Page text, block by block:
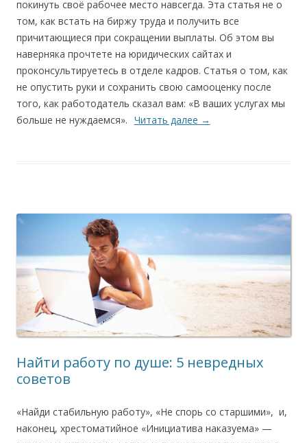
покинуть своё рабочее место навсегда. Эта статья не о
том, как встать на биржу труда и получить все
причитающиеся при сокращении выплаты. Об этом вы
наверняка прочтете на юридических сайтах и
проконсультируетесь в отделе кадров. Статья о том, как
не опустить руки и сохранить свою самооценку после
того, как работодатель сказал вам: «В ваших услугах мы
больше не нуждаемся». Читать далее →
Найти работу по душе: 5 невредных
советов
«Найди стабильную работу», «Не спорь со старшими», и,
наконец, хрестоматийное «Инициатива наказуема» —